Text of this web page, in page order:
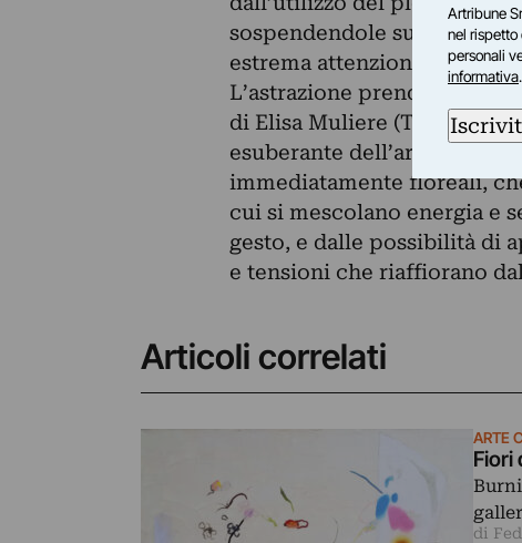
sospendendole sugli sfondi
estrema attenzione per
L’astrazione prende il
di Elisa Muliere (Tortona,
esuberante dell’artista si
immediatamente floreali,
cui si mescolano energia e
gesto, e dalle possibilità di
e tensioni che riaffiorano
Articoli correlati
ARTE
Fiori
di
Artribune
nel
personali
informativa